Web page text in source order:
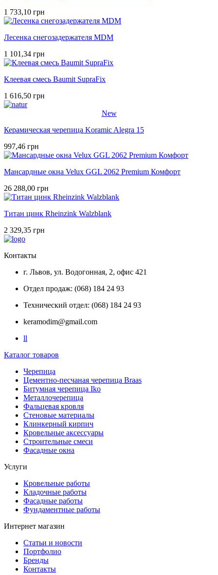
1 733,10 грн
Лесенка снегозадержателя MDM
1 101,34 грн
Клеевая смесь Baumit SupraFix
1 616,50 грн
New
Керамическая черепица Koramic Alegra 15
997,46 грн
Мансардные окна Velux GGL 2062 Premium Комфорт
26 288,00 грн
Титан цинк Rheinzink Walzblank
2 329,35 грн
Контакты
г. Львов, ул. Водогонная, 2, офис 421
Отдел продаж: (068) 184 24 93
Технический отдел: (068) 184 24 93
keramodim@gmail.com
ll
Каталог товаров
Черепица
Цементно-песчаная черепица Braas
Битумная черепица Iko
Металлочерепица
Фальцевая кровля
Стеновые материалы
Клинкерный кирпич
Кровельные аксессуары
Строительные смеси
Фасадные окна
Услуги
Кровельные работы
Кладочные работы
Фасадные работы
Фундаментные работы
Интернет магазин
Статьи и новости
Портфолио
Бренды
Контакты